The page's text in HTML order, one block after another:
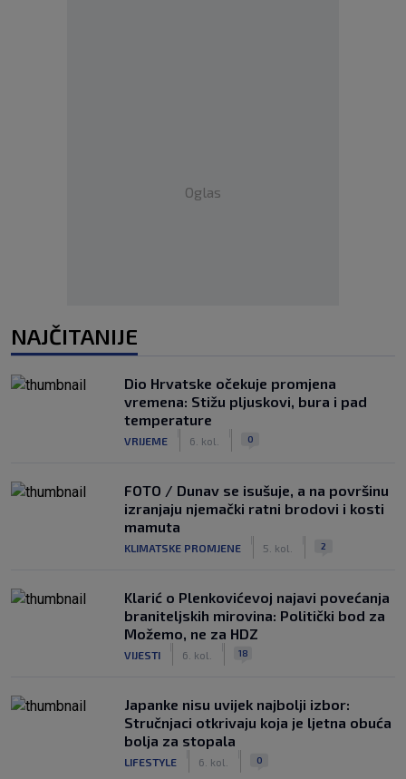
Oglas
NAJČITANIJE
Dio Hrvatske očekuje promjena
vremena: Stižu pljuskovi, bura i pad
temperature
VRIJEME 6. kol. 0
FOTO / Dunav se isušuje, a na površinu
izranjaju njemački ratni brodovi i kosti
mamuta
KLIMATSKE PROMJENE 5. kol. 2
Klarić o Plenkovićevoj najavi povećanja
braniteljskih mirovina: Politički bod za
Možemo, ne za HDZ
VIJESTI 6. kol. 18
Japanke nisu uvijek najbolji izbor:
Stručnjaci otkrivaju koja je ljetna obuća
bolja za stopala
LIFESTYLE 6. kol. 0